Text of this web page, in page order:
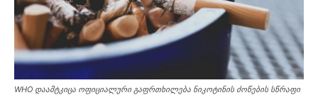
WHO დაამტკიცა ოფიციალური გაფრთხილება ნიკოტინის ძოწების სწრაფი